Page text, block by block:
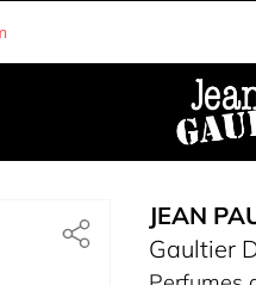
JEAN
Gaultier